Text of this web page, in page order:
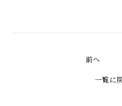
前へ
一覧に